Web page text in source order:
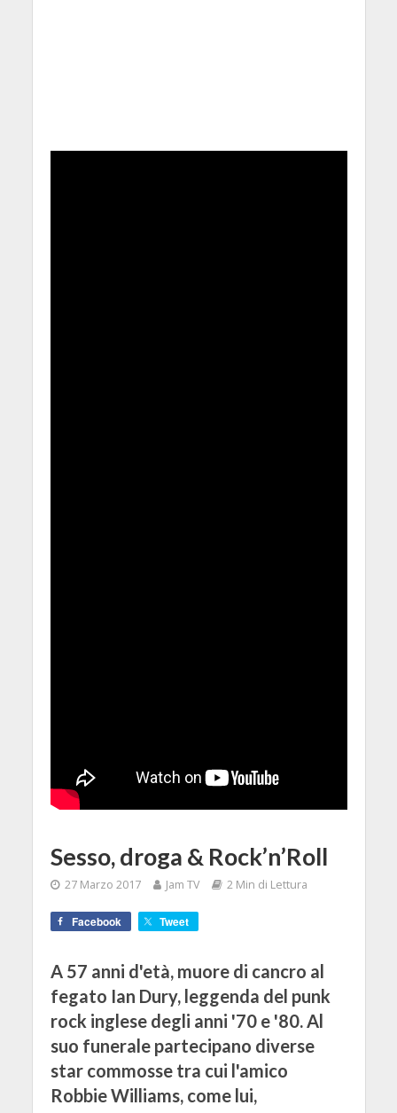
Sesso, droga & Rock’n’Roll
27 Marzo 2017 Jam TV 2 Min di Lettura
Facebook Tweet
A 57 anni d'età, muore di cancro al
fegato Ian Dury, leggenda del punk
rock inglese degli anni '70 e '80. Al
suo funerale partecipano diverse
star commosse tra cui l'amico
Robbie Williams, come lui,